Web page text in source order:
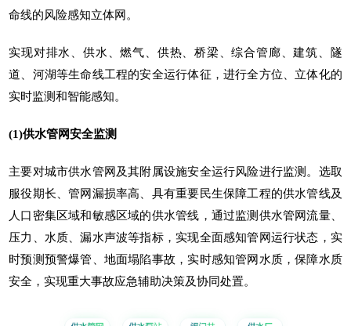
命线的风险感知立体网。
实现对排水、供水、燃气、供热、桥梁、综合管廊、建筑、隧
道、河湖等生命线工程的安全运行体征，进行全方位、立体化的
实时监测和智能感知。
(1)供水管网安全监测
主要对城市供水管网及其附属设施安全运行风险进行监测。选取
服役期长、管网漏损率高、具有重要民生保障工程的供水管线及
人口密集区域和敏感区域的供水管线，通过监测供水管网流量、
压力、水质、漏水声波等指标，实现全面感知管网运行状态，实
时预测预警爆管、地面塌陷事故，实时感知管网水质，保障水质
安全，实现重大事故应急辅助决策及协同处置。